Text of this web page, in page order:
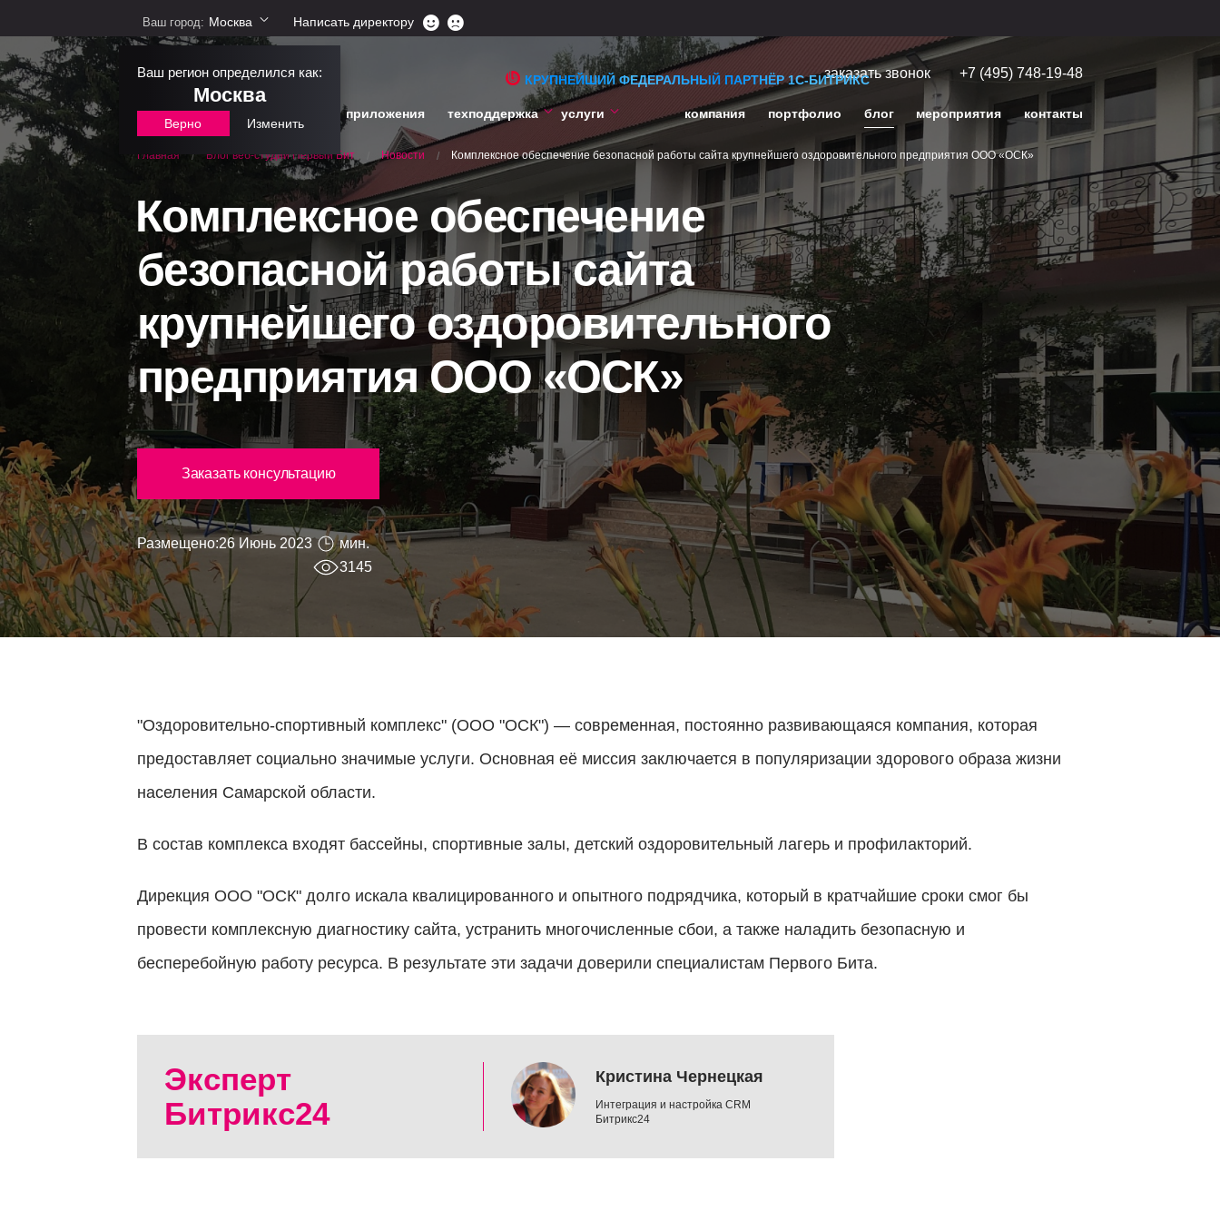
Ваш город: Москва
Ваш регион определился как:
Москва
Верно Изменить
Написать директору
КРУПНЕЙШИЙ ФЕДЕРАЛЬНЫЙ ПАРТНЁР 1С-БИТРИКСзаказать звонок +7 (495) 748-19-48
сайты интернет-магазины приложения техподдержка услуги компания портфолио блог мероприятия контакты
Главная / Блог веб-студии Первый Бит Новости / Комплексное обеспечение безопасной работы сайта крупнейшего оздоровительного предприятия ООО «ОСК»
Комплексное обеспечение
безопасной работы сайта
крупнейшего оздоровительного
предприятия ООО «ОСК»
Заказать консультацию
Размещено:26 Июнь 2023
мин.
3145
"Оздоровительно-спортивный комплекс" (ООО "ОСК") — современная, постоянно развивающаяся компания, которая
предоставляет социально значимые услуги. Основная её миссия заключается в популяризации здорового образа жизни
населения Самарской области.
В состав комплекса входят бассейны, спортивные залы, детский оздоровительный лагерь и профилакторий.
Дирекция ООО "ОСК" долго искала квалицированного и опытного подрядчика, который в кратчайшие сроки смог бы
провести комплексную диагностику сайта, устранить многочисленные сбои, а также наладить безопасную и
бесперебойную работу ресурса. В результате эти задачи доверили специалистам Первого Бита.
Эксперт
Битрикс24
Кристина Чернецкая
Интеграция и настройка CRM
Битрикс24
отправлена
Мы скоро